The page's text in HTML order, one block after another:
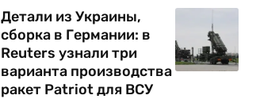
Детали из Украины,
сборка в Германии: в
Reuters узнали три
варианта производства
ракет Patriot для ВСУ